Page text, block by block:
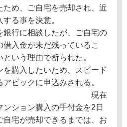
ため、ご自宅を売却され、近
る事を決意。
銀行に相談したが、ご自宅の
入金が未だ残っているこ
いう理由で断られた。
購入したいため、スピード
アビックに申込みされる。
在
ション購入の手付金を2日
自宅が売却できるまでは、お